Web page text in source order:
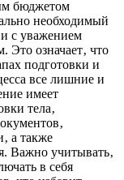
бюджетом
необходимый
и с уважением
Это означает‚ что
подготовки и
все лишние и
имеет
тела‚
а также
Важно учитывать‚
в себя